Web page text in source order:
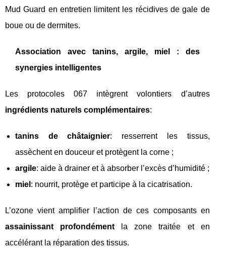
Mud Guard en entretien limitent les récidives de gale de
boue ou de dermites.
Association avec tanins, argile, miel : des
synergies intelligentes
Les protocoles 067 intègrent volontiers d’autres
ingrédients naturels complémentaires:
tanins de châtaignier: resserrent les tissus,
assèchent en douceur et protègent la corne ;
argile: aide à drainer et à absorber l’excès d’humidité ;
miel : nourrit, protège et participe à la cicatrisation.
L’ozone vient amplifier l’action de ces composants en
assainissant profondément la zone traitée et en
accélérant la réparation des tissus.